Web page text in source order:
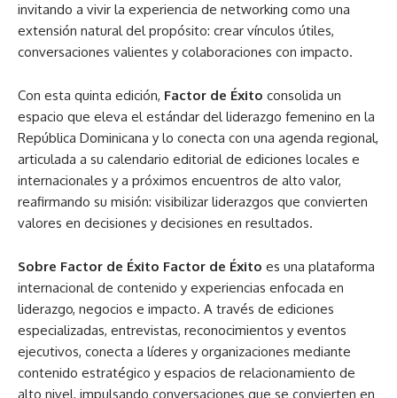
invitando a vivir la experiencia de networking como una
extensión natural del propósito: crear vínculos útiles,
conversaciones valientes y colaboraciones con impacto.
Con esta quinta edición, Factor de Éxito consolida un
espacio que eleva el estándar del liderazgo femenino en la
República Dominicana y lo conecta con una agenda regional,
articulada a su calendario editorial de ediciones locales e
internacionales y a próximos encuentros de alto valor,
reafirmando su misión: visibilizar liderazgos que convierten
valores en decisiones y decisiones en resultados.
Sobre Factor de Éxito Factor de Éxito es una plataforma
internacional de contenido y experiencias enfocada en
liderazgo, negocios e impacto. A través de ediciones
especializadas, entrevistas, reconocimientos y eventos
ejecutivos, conecta a líderes y organizaciones mediante
contenido estratégico y espacios de relacionamiento de
alto nivel, impulsando conversaciones que se convierten en